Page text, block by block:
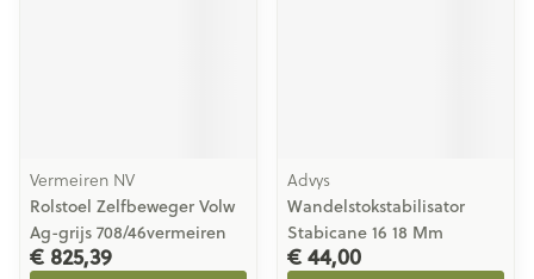
Vermeiren NV
Rolstoel Zelfbeweger Volw
Ag-grijs 708/46vermeiren
€ 825,39
Advys
Wandelstokstabilisator
Stabicane 16 18 Mm
€ 44,00